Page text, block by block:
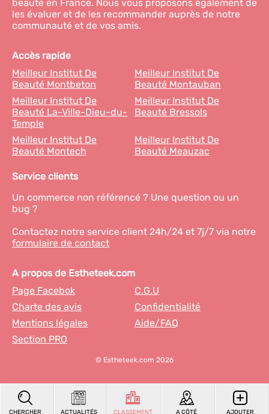
CHERCHER ACTUALITÉS CLASSEMENT A CÔTÉ AJOUTER
beauté en France. Nous vous proposons également de
les évaluer et de les recommander auprès de notre
communauté et de vos amis.
Accès rapide
Meilleur Institut De
Beauté Montbeton
Meilleur Institut De
Beauté Montauban
Meilleur Institut De
Beauté La-Ville-Dieu-du-
Temple
Meilleur Institut De
Beauté Bressols
Meilleur Institut De
Beauté Montech
Meilleur Institut De
Beauté Meauzac
Service clients
Un commerce non référencé ? Une question ou un
bug ?
Contactez notre service client 24h/24 et 7j/7 via notre
formulaire de contact
A propos de Estheteek.com
Page Facebok
C.G.U
Charte des avis
Confidentialité
Mentions légales
Aide/FAQ
Section PRO
© Estheteek.com 2026